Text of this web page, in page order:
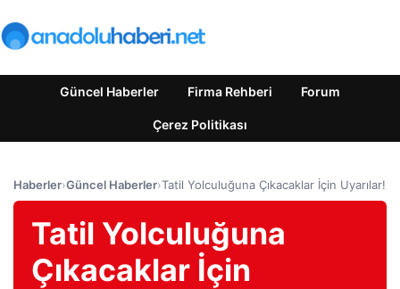
Güncel Haberler Firma Rehberi Forum
Çerez Politikası
Haberler›Güncel Haberler›Tatil Yolculuğuna Çıkacaklar İçin Uyarılar!
Tatil Yolculuğuna
Çıkacaklar İçin